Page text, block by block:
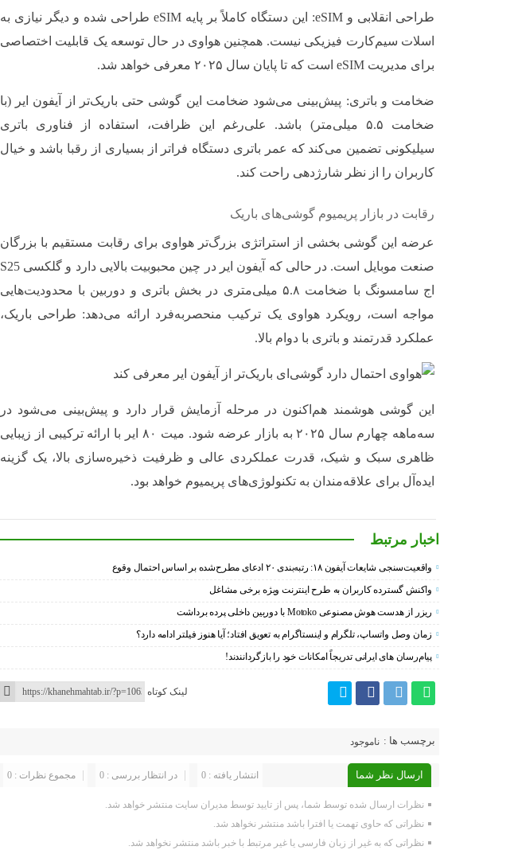
طراحی انقلابی و eSIM: این دستگاه کاملاً بر پایه eSIM طراحی شده و دیگر نیازی به
اسلات سیم‌کارت فیزیکی نیست. همچنین هواوی در حال توسعه یک قابلیت اختصاصی
برای مدیریت eSIM است که تا پایان سال ۲۰۲۵ معرفی خواهد شد.
ضخامت و باتری: پیش‌بینی می‌شود ضخامت این گوشی حتی باریک‌تر از آیفون ایر (با
ضخامت ۵.۵ میلی‌متر) باشد. علی‌رغم این ظرافت، استفاده از فناوری باتری
سیلیکونی تضمین می‌کند که عمر باتری دستگاه فراتر از بسیاری از رقبا باشد و خیال
کاربران را از نظر شارژدهی راحت کند.
رقابت در بازار پریمیوم گوشی‌های باریک
عرضه این گوشی بخشی از استراتژی بزرگ‌تر هواوی برای رقابت مستقیم با بزرگان
صنعت موبایل است. در حالی که آیفون ایر در چین محبوبیت بالایی دارد و گلکسی S25
اج سامسونگ با ضخامت ۵.۸ میلی‌متری در بخش باتری و دوربین با محدودیت‌هایی
مواجه است، رویکرد هواوی یک ترکیب منحصربه‌فرد ارائه می‌دهد: طراحی باریک،
عملکرد قدرتمند و باتری با دوام بالا.
این گوشی هوشمند هم‌اکنون در مرحله آزمایش قرار دارد و پیش‌بینی می‌شود در
سه‌ماهه چهارم سال ۲۰۲۵ به بازار عرضه شود. میت ۸۰ ایر با ارائه ترکیبی از زیبایی
ظاهری سبک و شیک، قدرت عملکردی عالی و ظرفیت ذخیره‌سازی بالا، یک گزینه
ایده‌آل برای علاقه‌مندان به تکنولوژی‌های پریمیوم خواهد بود.
اخبار مرتبط
واقعیت‌سنجی شایعات آیفون ۱۸: رتبه‌بندی ۲۰ ادعای مطرح‌شده بر اساس احتمال وقوع
واکنش گسترده کاربران به طرح اینترنت ویژه برخی مشاغل
ریزر از هدست هوش مصنوعی Motoko با دوربین داخلی پرده برداشت
زمان وصل واتساپ، تلگرام و اینستاگرام به تعویق افتاد؛ آیا هنوز فیلتر ادامه دارد؟
پیام‌رسان‌ های ایرانی تدریجاً امکانات خود را بازگردانندند!
لینک کوتاه
برچسب ها : ناموجود
ارسال نظر شما مجموع نظرات : 0 در انتظار بررسی : 0 انتشار یافته : 0
نظرات ارسال شده توسط شما، پس از تایید توسط مدیران سایت منتشر خواهد شد.
نظراتی که حاوی تهمت یا افترا باشد منتشر نخواهد شد.
نظراتی که به غیر از زبان فارسی یا غیر مرتبط با خبر باشد منتشر نخواهد شد.